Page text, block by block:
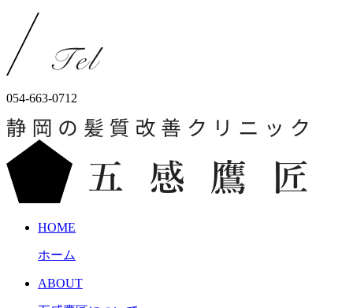
054-663-0712
HOME
ホーム
ABOUT